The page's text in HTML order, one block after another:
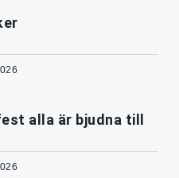
alla är bjudna till